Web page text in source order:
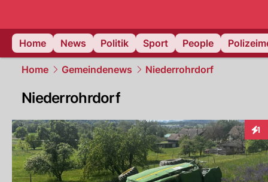
Home
News Politik Sport People
Home Gemeindenews Niederrohrdorf
Niederrohrdorf
1